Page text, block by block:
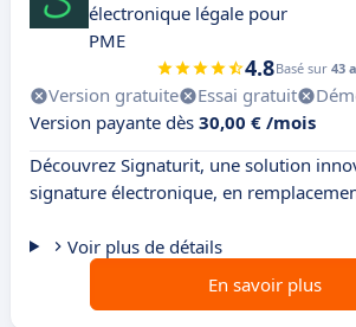
électronique légale pour
PME
4.8Basé sur 43
Version gratuite Essai gratuit
Version payante dès 30,00 € /mois
Découvrez Signaturit, une solution
signature électronique, en
Voir plus de détails
En savoir plus